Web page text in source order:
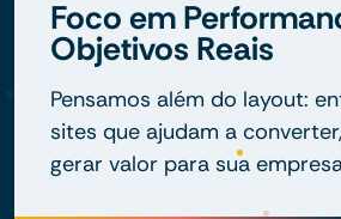
Foco em
Objetivos Reais
Pensamos além do layout:
sites que ajudam a
gerar valor para sua